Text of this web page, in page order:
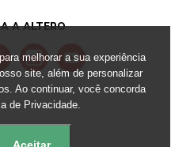
A ALTERO
melhorar a sua experiência
site, além de personalizar
Ao continuar, você concorda
de Privacidade.